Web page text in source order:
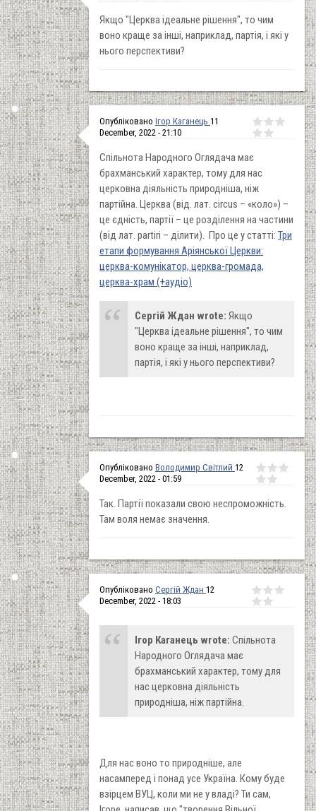
Якщо "Церква ідеальне рішення", то чим
воно краще за інші, наприклад, партія, і які у
нього перспективи?
Опубліковано Ігор Каганець 11
December, 2022 - 21:10
Спільнота Народного Оглядача має
брахманський характер, тому для нас
церковна діяльність природніша, ніж
партійна. Церква (від. лат. circus – «коло») –
це єдність, партії – це розділення на частини
(від лат. partiri – ділити). Про це у статті: Три
етапи формування Аріянської Церкви:
церква-комунікатор, церква-громада,
церква-храм (+аудіо)
Сергій Ждан wrote: Якщо
"Церква ідеальне рішення", то чим
воно краще за інші, наприклад,
партія, і які у нього перспективи?
Опубліковано Володимир Світлий 12
December, 2022 - 01:59
Так. Партії показали свою неспроможність.
Там воля немає значення.
Опубліковано Сергій Ждан 12
December, 2022 - 18:03
Ігор Каганець wrote: Спільнота
Народного Оглядача має
брахманський характер, тому для
нас церковна діяльність
природніша, ніж партійна.
Для нас воно то природніше, але
насамперед і понад усе Україна. Кому буде
взірцем ВУЦ, коли ми не у владі? Ти сам,